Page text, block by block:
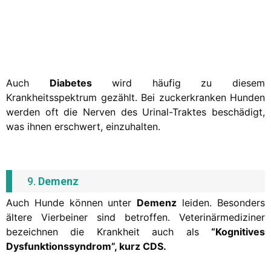
Auch Diabeteswird häufig zu diesem
Krankheitsspektrum gezählt. Bei zuckerkranken Hunden
werden oft die Nerven des Urinal-Traktes beschädigt,
was ihnen erschwert, einzuhalten.
9. Demenz
Auch Hunde können unter Demenz leiden. Besonders
ältere Vierbeiner sind betroffen. Veterinärmediziner
bezeichnen die Krankheit auch als “Kognitives
Dysfunktionssyndrom”, kurz CDS.